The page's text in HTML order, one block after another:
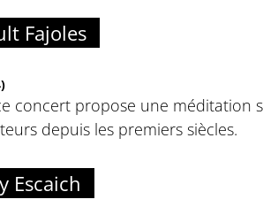
Fajoles
concert propose une méditation
depuis les premiers siècles.
Escaich